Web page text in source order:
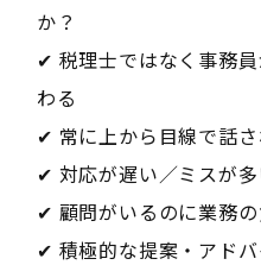
か？――
✔ 税理士ではなく事務
わる
✔ 常に上から目線で話さ
✔ 対応が遅い／ミスが
✔ 顧問がいるのに業務
✔ 積極的な提案・アド